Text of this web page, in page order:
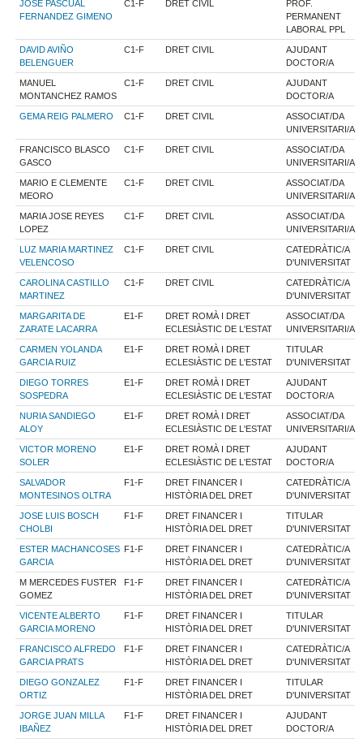
JOSE PASCUAL
FERNANDEZ GIMENO
C1-F DRET CIVIL
PROF.
PERMANENT
LABORAL PPL
DAVID AVIÑO
BELENGUER
C1-F DRET CIVIL
AJUDANT
DOCTOR/A
MANUEL
MONTANCHEZ RAMOS
C1-F DRET CIVIL
AJUDANT
DOCTOR/A
GEMA REIG PALMERO C1-F DRET CIVIL
ASSOCIAT/DA
UNIVERSITARI/A
FRANCISCO BLASCO
GASCO
C1-F DRET CIVIL
ASSOCIAT/DA
UNIVERSITARI/A
MARIO E CLEMENTE
MEORO
C1-F DRET CIVIL
ASSOCIAT/DA
UNIVERSITARI/A
MARIA JOSE REYES
LOPEZ
C1-F DRET CIVIL
ASSOCIAT/DA
UNIVERSITARI/A
LUZ MARIA MARTINEZ
VELENCOSO
C1-F DRET CIVIL
CATEDRÀTIC/A
D'UNIVERSITAT
CAROLINA CASTILLO
MARTINEZ
C1-F DRET CIVIL
CATEDRÀTIC/A
D'UNIVERSITAT
MARGARITA DE
ZARATE LACARRA
E1-F
DRET ROMÀ I DRET
ECLESIÀSTIC DE L'ESTAT
ASSOCIAT/DA
UNIVERSITARI/A
CARMEN YOLANDA
GARCIA RUIZ
E1-F
DRET ROMÀ I DRET
ECLESIÀSTIC DE L'ESTAT
TITULAR
D'UNIVERSITAT
DIEGO TORRES
SOSPEDRA
E1-F
DRET ROMÀ I DRET
ECLESIÀSTIC DE L'ESTAT
AJUDANT
DOCTOR/A
NURIA SANDIEGO
ALOY
E1-F
DRET ROMÀ I DRET
ECLESIÀSTIC DE L'ESTAT
ASSOCIAT/DA
UNIVERSITARI/A
VICTOR MORENO
SOLER
E1-F
DRET ROMÀ I DRET
ECLESIÀSTIC DE L'ESTAT
AJUDANT
DOCTOR/A
SALVADOR
MONTESINOS OLTRA
F1-F
DRET FINANCER I
HISTÒRIA DEL DRET
CATEDRÀTIC/A
D'UNIVERSITAT
JOSE LUIS BOSCH
CHOLBI
F1-F
DRET FINANCER I
HISTÒRIA DEL DRET
TITULAR
D'UNIVERSITAT
ESTER MACHANCOSES
GARCIA
F1-F
DRET FINANCER I
HISTÒRIA DEL DRET
CATEDRÀTIC/A
D'UNIVERSITAT
M MERCEDES FUSTER
GOMEZ
F1-F
DRET FINANCER I
HISTÒRIA DEL DRET
CATEDRÀTIC/A
D'UNIVERSITAT
VICENTE ALBERTO
GARCIA MORENO
F1-F
DRET FINANCER I
HISTÒRIA DEL DRET
TITULAR
D'UNIVERSITAT
FRANCISCO ALFREDO
GARCIA PRATS
F1-F
DRET FINANCER I
HISTÒRIA DEL DRET
CATEDRÀTIC/A
D'UNIVERSITAT
DIEGO GONZALEZ
ORTIZ
F1-F
DRET FINANCER I
HISTÒRIA DEL DRET
TITULAR
D'UNIVERSITAT
JORGE JUAN MILLA
IBAÑEZ
F1-F
DRET FINANCER I
HISTÒRIA DEL DRET
AJUDANT
DOCTOR/A